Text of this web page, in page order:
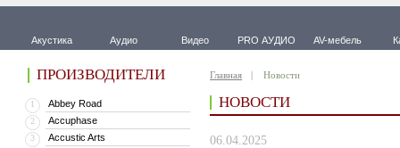
Акустика Аудио Видео PRO АУДИО AV-мебель
ПРОИЗВОДИТЕЛИ
1 Abbey Road
2 Accuphase
3 Accustic Arts
Главная Новости
НОВОСТИ
06.04.2025